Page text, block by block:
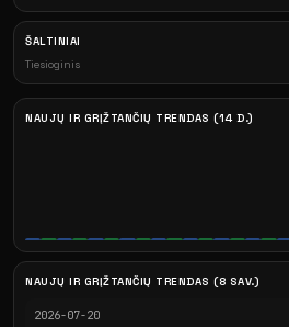
ŠALTINIAI
Tiesioginis
NAUJŲ IR GRĮŽTANČIŲ TRENDAS (14 D.)
NAUJŲ IR GRĮŽTANČIŲ TRENDAS (8 SAV.)
2026-07-20